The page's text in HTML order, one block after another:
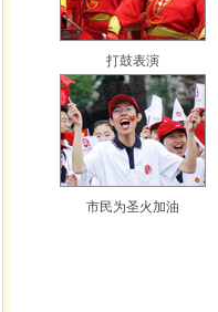
打鼓表演
市民为圣火加油